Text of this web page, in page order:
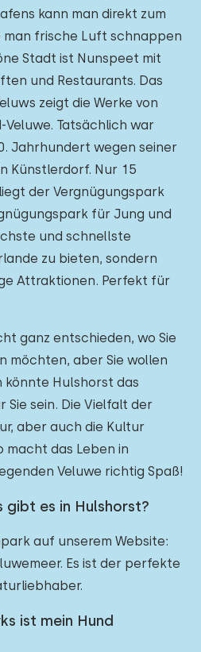
kann man direkt zum
man frische Luft schnappen
Stadt ist Nunspeet mit
und Restaurants. Das
zeigt die Werke von
Tatsächlich war
Jahrhundert wegen seiner
Künstlerdorf. Nur 15
der Vergnügungspark
für Jung und
und schnellste
zu bieten, sondern
Attraktionen. Perfekt für
ganz entschieden, wo Sie
möchten, aber Sie wollen
könnte Hulshorst das
sein. Die Vielfalt der
aber auch die Kultur
macht das Leben in
Veluwe richtig Spaß!
gibt es in Hulshorst?
auf unserem Website:
Es ist der perfekte
ist mein Hund